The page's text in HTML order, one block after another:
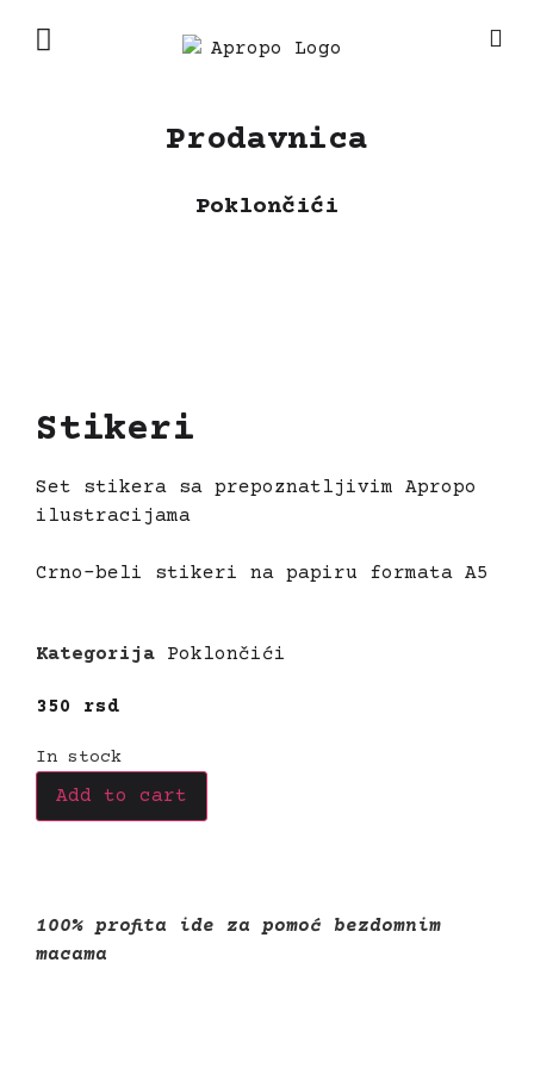
Prodavnica
Poklončići
Stikeri
Set stikera sa prepoznatljivim Apropo
ilustracijama
Crno-beli stikeri na papiru formata A5
Kategorija Poklončići
350 rsd
In stock
Add to cart
100% profita ide za pomoć bezdomnim
macama